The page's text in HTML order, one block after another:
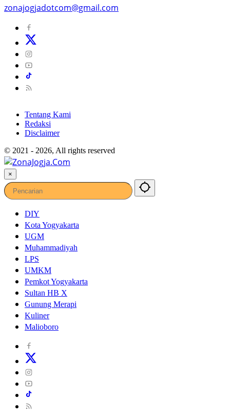
zonajogjadotcom@gmail.com
Tentang Kami
Redaksi
Disclaimer
© 2021 - 2026, All rights reserved
×
DIY
Kota Yogyakarta
UGM
Muhammadiyah
LPS
UMKM
Pemkot Yogyakarta
Sultan HB X
Gunung Merapi
Kuliner
Malioboro